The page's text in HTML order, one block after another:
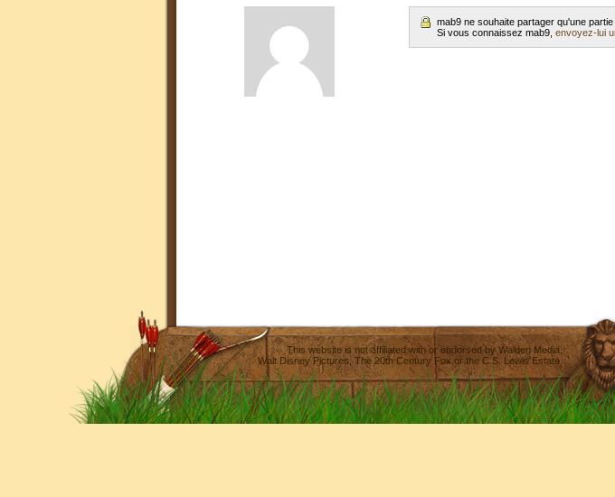
mab9 ne souhaite partager qu'une
Si vous connaissez mab9, envoyez-lui
This website is not affiliated with or endorsed byWalden Media
Walt Disney Pictures,The 20th Century Fox or the C.S. Lewis Estate.